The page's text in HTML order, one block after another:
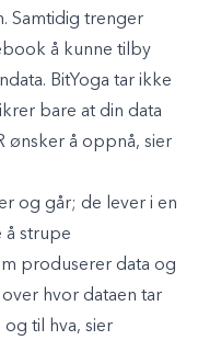
Samtidig trenger
å kunne tilby
BitYoga tar ikke
bare at din data
ønsker å oppnå, sier
og går; de lever i en
å strupe
produserer data og
hvor dataen tar
til hva, sier